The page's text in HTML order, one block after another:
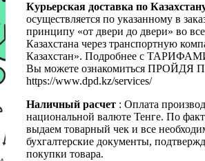
Курьерская доставка по
осуществляется по указанному в
принципу «от двери до двери» во
Казахстана через транспортную
Казахстан». Подробнее с
Вы можете ознакомиться
https://www.dpd.kz/services/
Наличный расчет : Оплата
национальной валюте Тенге. По
выдаем товарный чек и все
бухгалтерские документы,
покупки товара.